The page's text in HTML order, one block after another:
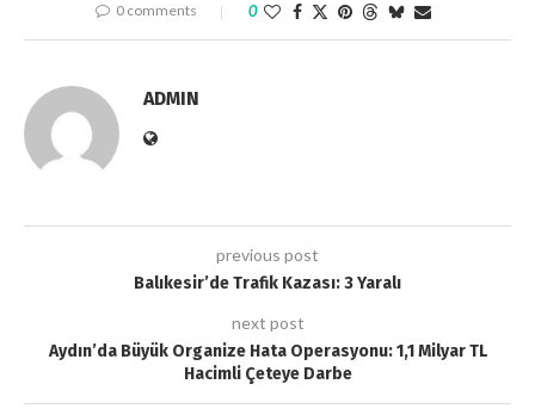
0 comments 0
ADMIN
previous post
Balıkesir’de Trafik Kazası: 3 Yaralı
next post
Aydın’da Büyük Organize Hata Operasyonu: 1,1 Milyar TL
Hacimli Çeteye Darbe